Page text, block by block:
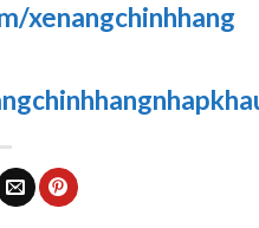
xenangchinhhang